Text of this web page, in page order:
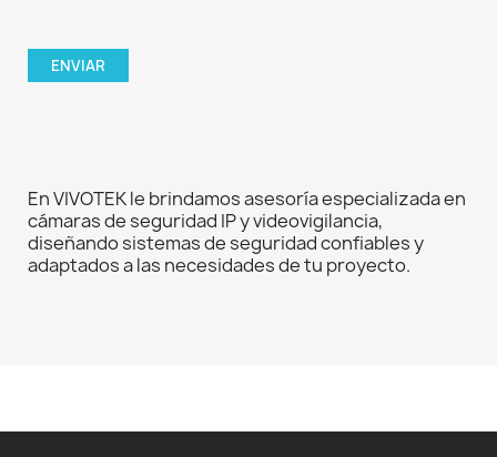
En VIVOTEK le brindamos asesoría especializada en
cámaras de seguridad IP y videovigilancia,
diseñando sistemas de seguridad confiables y
adaptados a las necesidades de tu proyecto.